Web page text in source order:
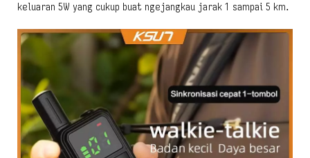
keluaran 5W yang cukup buat ngejangkau jarak 1 sampai 5 km.